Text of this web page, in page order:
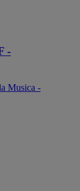
-
Musica -